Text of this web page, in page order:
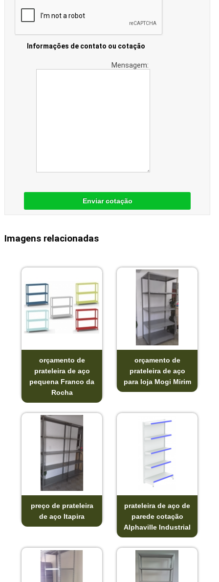
Informações de contato ou cotação
Mensagem:
Enviar cotação
Imagens relacionadas
orçamento de
prateleira de aço
pequena Franco da
Rocha
orçamento de
prateleira de aço
para loja Mogi Mirim
preço de prateleira
de aço Itapira
prateleira de aço de
parede cotação
Alphaville Industrial